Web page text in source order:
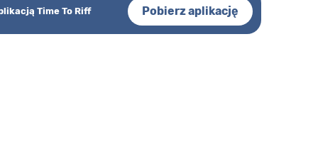
Time To Riff Pobierz aplikację